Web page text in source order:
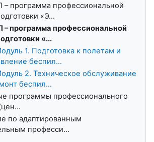
программа профессиональной
«Э...
– программа профессиональной
«...
1. Подготовка к полетам и
беспил...
2. Техническое обслуживание
беспил...
программы профессионального
по адаптированным
професси...